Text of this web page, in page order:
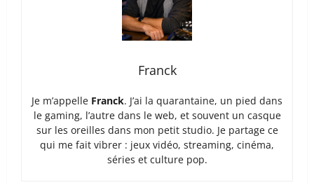
Franck
Je m’appelle Franck. J’ai la quarantaine, un pied dans
le gaming, l’autre dans le web, et souvent un casque
sur les oreilles dans mon petit studio. Je partage ce
qui me fait vibrer : jeux vidéo, streaming, cinéma,
séries et culture pop.